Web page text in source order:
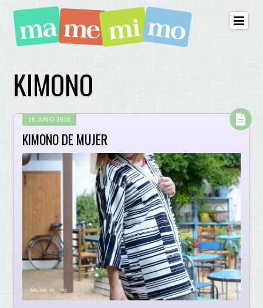
KIMONO
16 JUNIO 2016
KIMONO DE MUJER